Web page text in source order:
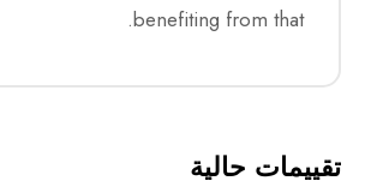
benefiting from that.
تقييمات حالية